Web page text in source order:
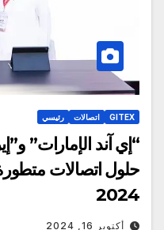
GITEX اتصالات رئيسي
“إي آند الإمارات”
حلول اتصالات
2024
أكتوبر 16, 2024